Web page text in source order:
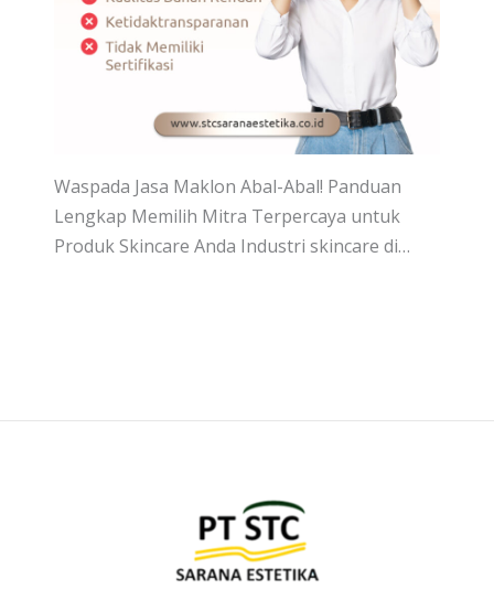
Waspada Jasa Maklon Abal-Abal! Panduan
Lengkap Memilih Mitra Terpercaya untuk
Produk Skincare Anda Industri skincare di…